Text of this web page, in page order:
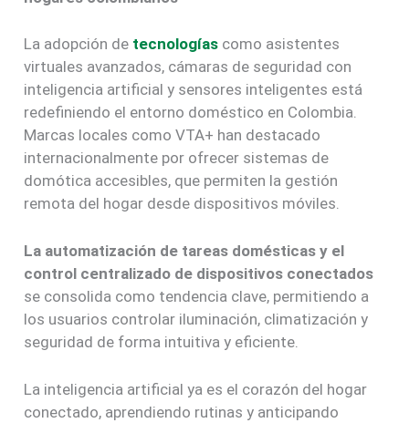
La adopción de tecnologías como asistentes
virtuales avanzados, cámaras de seguridad con
inteligencia artificial y sensores inteligentes está
redefiniendo el entorno doméstico en Colombia.
Marcas locales como VTA+ han destacado
internacionalmente por ofrecer sistemas de
domótica accesibles, que permiten la gestión
remota del hogar desde dispositivos móviles.
La automatización de tareas domésticas y el
control centralizado de dispositivos conectados
se consolida como tendencia clave, permitiendo a
los usuarios controlar iluminación, climatización y
seguridad de forma intuitiva y eficiente.
La inteligencia artificial ya es el corazón del hogar
conectado, aprendiendo rutinas y anticipando